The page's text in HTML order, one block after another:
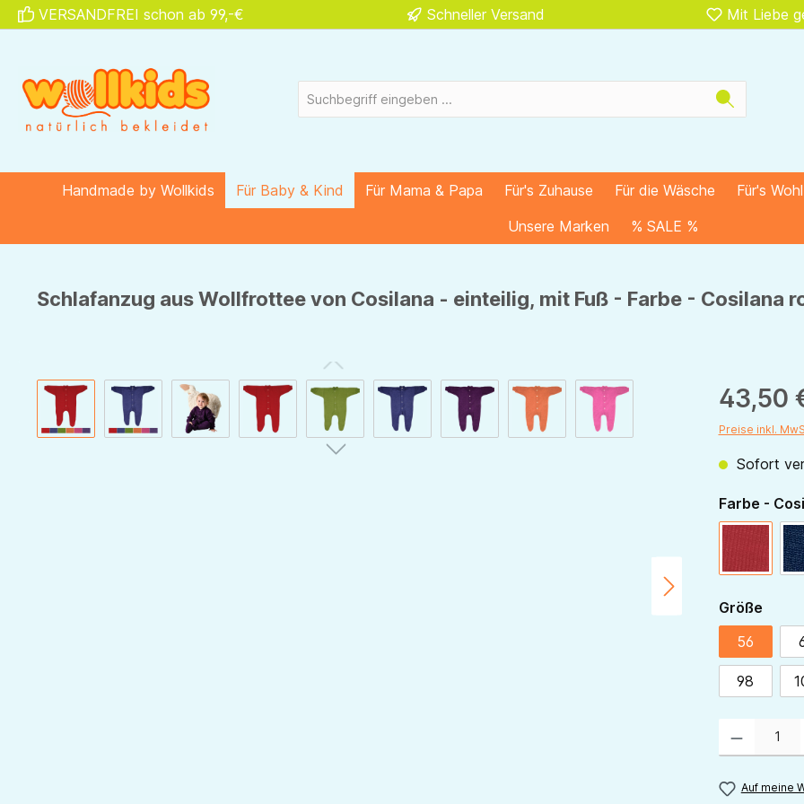
Zur Hauptnavigation springen
VERSANDFREI schon ab 99,-€ Schneller Versand Mit Liebe
Handmade by Wollkids Für Baby & Kind Für Mama & Papa Für's Zuhause Für die Wäsche Für's
Unsere Marken
% SALE %
Schlafanzug aus Wollfrottee von Cosilana - einteilig, mit Fuß - Farbe - Cosilana
Bildergalerie überspringen 43,50
Preise inkl.
Sofort
Farbe -
Größe
56
98
Auf meine